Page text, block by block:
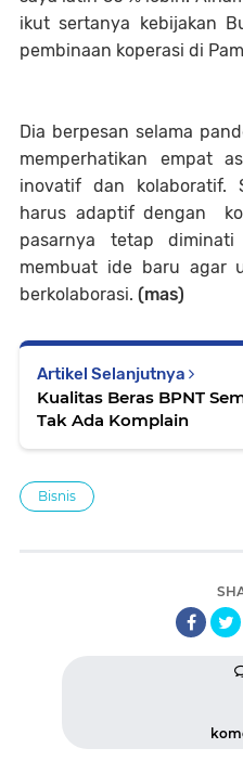
ikut sertanya kebijakan
pembinaan koperasi di
Dia berpesan selama
memperhatikan empat
inovatif dan kolaboratif.
harus adaptif dengan
pasarnya tetap
membuat ide baru agar
berkolaborasi. (mas)
Artikel Selanjutnya
Kualitas Beras BPNT
Tak Ada Komplain
Bisnis